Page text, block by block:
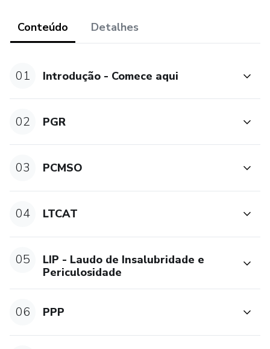
NR-31 e o eSocial.
✅ Psicossociais no PGR
✅ PGRTR da NR-31
✅ PGR da NR-32
✅ PGR da NR-18
✅ Ficha de EPI
✅ Súmula 448 e aulão de perícia
Conteúdo Detalhes
01 Introdução - Comece aqui
02 PGR
03 PCMSO
04 LTCAT
05
LIP - Laudo de Insalubridade e
Periculosidade
06 PPP